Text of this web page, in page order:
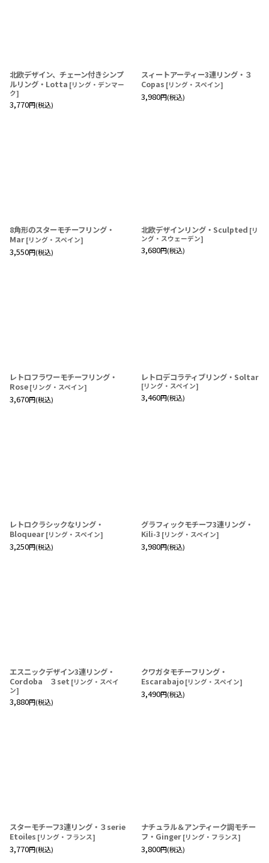
北欧デザイン、チェーン付きシンプ
ルリング・Lotta [リング・デンマー
ク]
3,770円(税込)
スィートアーティー3連リング・３
Copas [リング・スペイン]
3,980円(税込)
8角形のスターモチーフリング・
Mar [リング・スペイン]
3,550円(税込)
北欧デザインリング・Sculpted [リ
ング・スウェーデン]
3,680円(税込)
レトロフラワーモチーフリング・
Rose [リング・スペイン]
3,670円(税込)
レトロデコラティブリング・Soltar
[リング・スペイン]
3,460円(税込)
レトロクラシックなリング・
Bloquear [リング・スペイン]
3,250円(税込)
グラフィックモチーフ3連リング・
Kili-3 [リング・スペイン]
3,980円(税込)
エスニックデザイン3連リング・
Cordoba ３set [リング・スペイ
ン]
3,880円(税込)
クワガタモチーフリング・
Escarabajo [リング・スペイン]
3,490円(税込)
スターモチーフ3連リング・３serie
Etoiles [リング・フランス]
3,770円(税込)
ナチュラル＆アンティーク調モチー
フ・Ginger [リング・フランス]
3,800円(税込)